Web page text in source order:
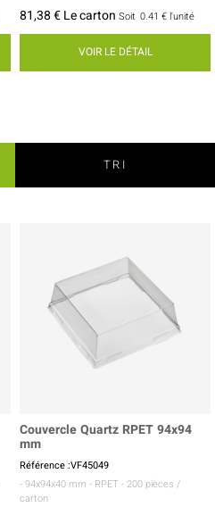
81,38 € Le carton Soit 0.41 € l'unité
VOIR LE DÉTAIL
TRI
Couvercle Quartz RPET 94x94
mm
Référence :VF45049
- 94x94x40 mm - RPET - 200 pièces /
carton